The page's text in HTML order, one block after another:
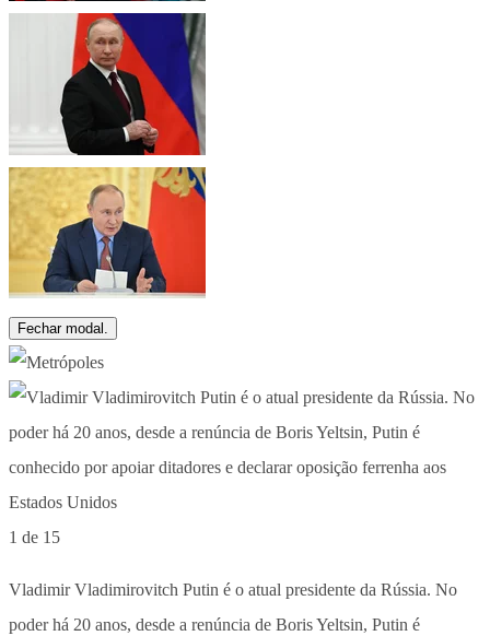
Fechar modal.
1 de 15
Vladimir Vladimirovitch Putin é o atual presidente da Rússia. No
poder há 20 anos, desde a renúncia de Boris Yeltsin, Putin é